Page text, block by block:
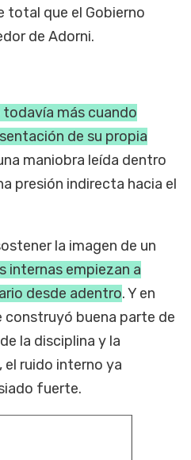
total que el Gobierno
de Adorni.
más cuando
de su propia
maniobra leída dentro
presión indirecta hacia el
la imagen de un
internas empiezan a
desde adentro. Y en
construyó buena parte de
la disciplina y la
ruido interno ya
fuerte.